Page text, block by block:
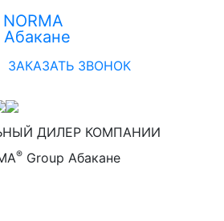
ЗАКАЗАТЬ ЗВОНОК
ДИЛЕР КОМПАНИИ
®Group Абакане